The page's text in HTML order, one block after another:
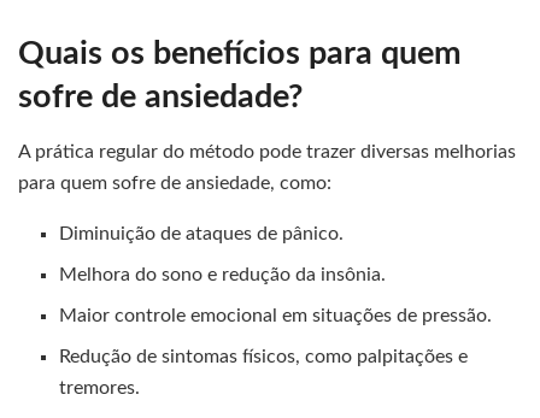
Quais os benefícios para quem
sofre de ansiedade?
A prática regular do método pode trazer diversas melhorias
para quem sofre de ansiedade, como:
Diminuição de ataques de pânico.
Melhora do sono e redução da insônia.
Maior controle emocional em situações de pressão.
Redução de sintomas físicos, como palpitações e
tremores.